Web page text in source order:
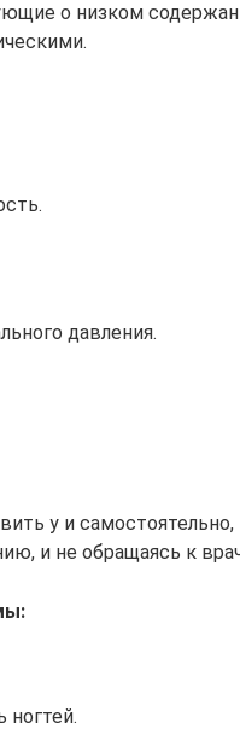
о низком
давления.
у и самостоятельно,
и не обращаясь к
ногтей.